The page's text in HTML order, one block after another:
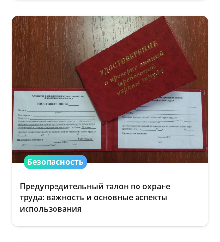
Безопасность
Предупредительный талон по охране
труда: важность и основные аспекты
использования